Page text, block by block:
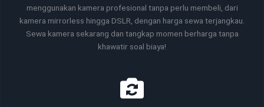
menggunakan kamera profesional tanpa perlu membeli, dari
kamera mirrorless hingga DSLR, dengan harga sewa terjangkau.
Sewa kamera sekarang dan tangkap momen berharga tanpa
khawatir soal biaya!